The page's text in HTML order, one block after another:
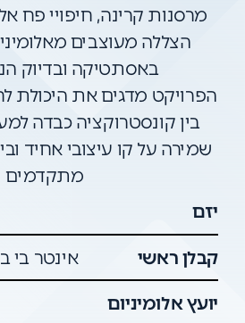
מרסנות קרינה, חיפויי פח
הצללה מעוצבים
באסתטיקה ובדיוק
הפרויקט מדגים את היכולת
בין קונסטרוקציה כבדה
שמירה על קו עיצובי אחיד
מתקדמים
יזם
קבלן ראשי אינטר בי
יועץ אלומיניום